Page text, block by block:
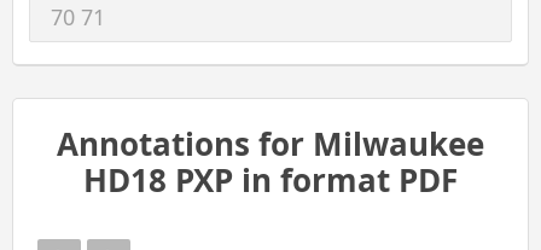
70 71
Annotations for Milwaukee
HD18 PXP in format PDF